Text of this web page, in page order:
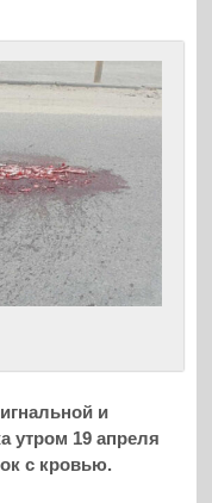
и
утром 19 апреля
с кровью.